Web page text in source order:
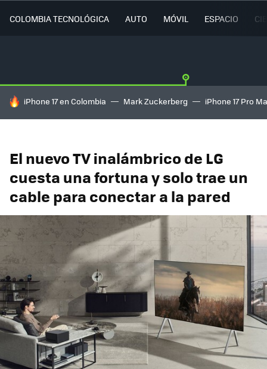
COLOMBIA TECNOLÓGICA AUTO MÓVIL ESPACIO
HOY SE HABLA DE
iPhone 17 en Colombia Mark Zuckerberg iPhone 17 Pro
El nuevo TV inalámbrico de LG
cuesta una fortuna y solo trae un
cable para conectar a la pared